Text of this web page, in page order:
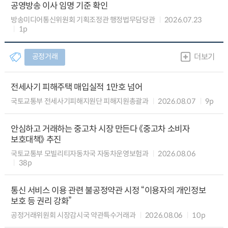
공영방송 이사 임명 기준 확인
방송미디어통신위원회 기획조정관 행정법무담당관
2026.07.23
1p
공정거래 더보기
전세사기 피해주택 매입실적 1만호 넘어
국토교통부 전세사기피해지원단 피해지원총괄과 2026.08.07 9p
안심하고 거래하는 중고차 시장 만든다 《중고차 소비자
보호대책》 추진
국토교통부 모빌리티자동차국 자동차운영보험과
2026.08.06
38p
통신 서비스 이용 관련 불공정약관 시정 “이용자의 개인정보
보호 등 권리 강화”
공정거래위원회 시장감시국 약관특수거래과 2026.08.06 10p